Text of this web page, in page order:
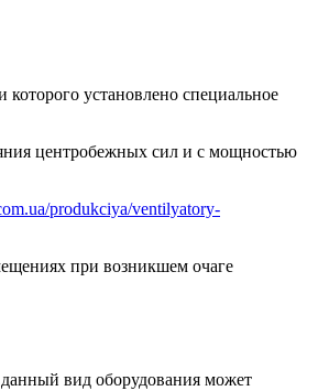
установлено специальное
центробежных сил и с мощностью
produkciya/ventilyatory-
при возникшем очаге
вид оборудования может